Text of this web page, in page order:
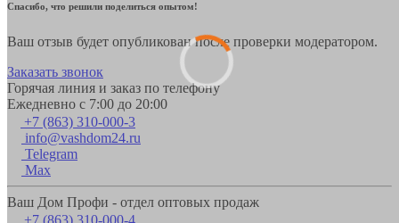
Спасибо, что решили поделиться опытом!
Ваш отзыв будет опубликован после проверки модератором.
Заказать звонок
Горячая линия и заказ по телефону
Ежедневно с 7:00 до 20:00
+7 (863) 310-000-3
info@vashdom24.ru
Telegram
Max
Ваш Дом Профи - отдел оптовых продаж
+7 (863) 310-000-4